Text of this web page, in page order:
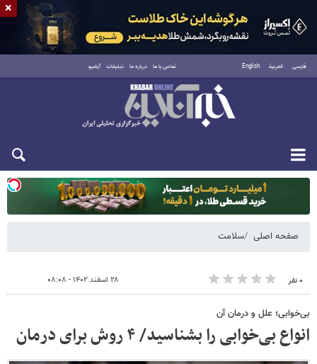
فارسی العربية English تماس با ما درباره ما تبلیغات آرشیو
یکشنبه ۱۸ مرداد ۱۴۰۵
صفحه اصلی سلامت
۰ نفر ۲۸ اسفند ۱۴۰۲ - ۰۸:۰۸
بی‌خوابی؛ علل و درمان آن
انواع بی‌خوابی را بشناسید/ ۴ روش برای درمان
×